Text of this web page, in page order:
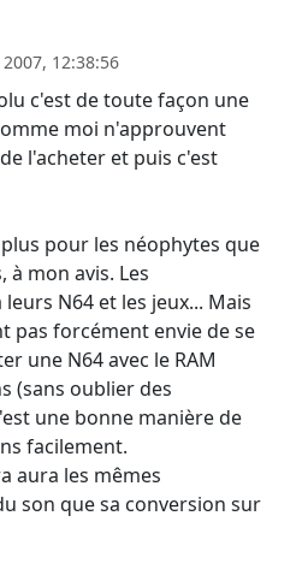
12:38:56
c'est de toute façon une
moi n'approuvent
l'acheter et puis c'est
pour les néophytes que
mon avis. Les
N64 et les jeux... Mais
pas forcément envie de se
une N64 avec le RAM
(sans oublier des
une bonne manière de
facilement.
aura les mêmes
son que sa conversion sur